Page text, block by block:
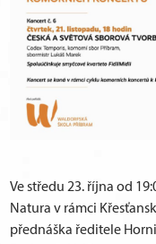
Ve středu 23. října od
Natura v rámci
přednáška ředitele